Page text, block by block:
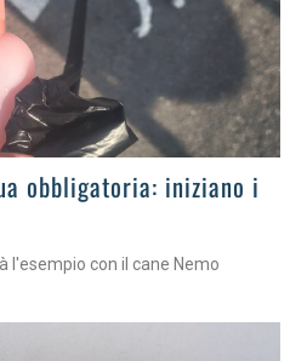
obbligatoria: iniziano i
l'esempio con il cane Nemo